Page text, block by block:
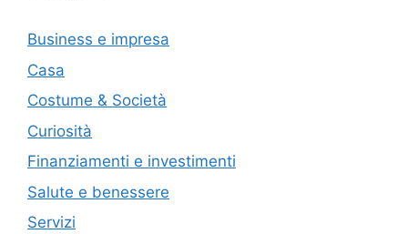
Business e impresa
Casa
Costume & Società
Curiosità
Finanziamenti e investimenti
Salute e benessere
Servizi